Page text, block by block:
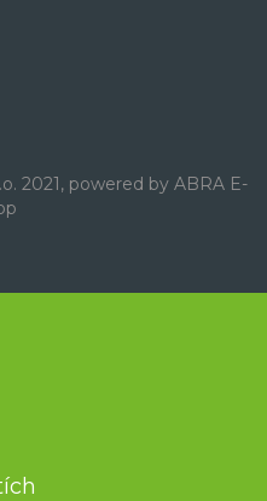
2021, powered by ABRA E-